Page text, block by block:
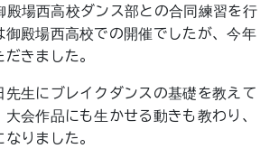
殿場西高校ダンス部との合同練習を行
御殿場西高校での開催でしたが、今年
きました。
先生にブレイクダンスの基礎を教えて
会作品にも生かせる動きも教わり、
りました。